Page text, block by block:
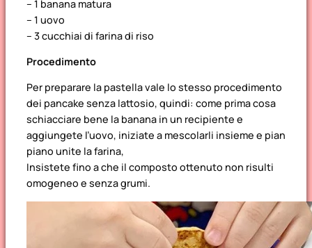
– 1 banana matura
– 1 uovo
– 3 cucchiai di farina di riso
Procedimento
Per preparare la pastella vale lo stesso procedimento
dei pancake senza lattosio, quindi: come prima cosa
schiacciare bene la banana in un recipiente e
aggiungete l’uovo, iniziate a mescolarli insieme e pian
piano unite la farina,
Insistete fino a che il composto ottenuto non risulti
omogeneo e senza grumi.